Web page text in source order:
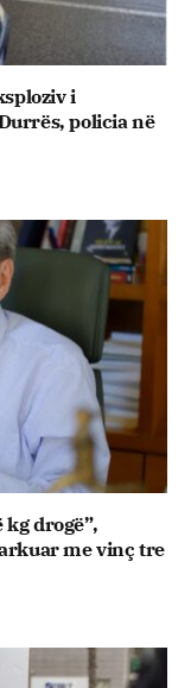
i
policia në
drogë”,
me vinç tre